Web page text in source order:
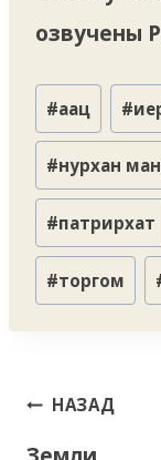
озвучены
Метки
записи:
#аац #
#нурхан
#патрирхат
#торгом
НАЗАД